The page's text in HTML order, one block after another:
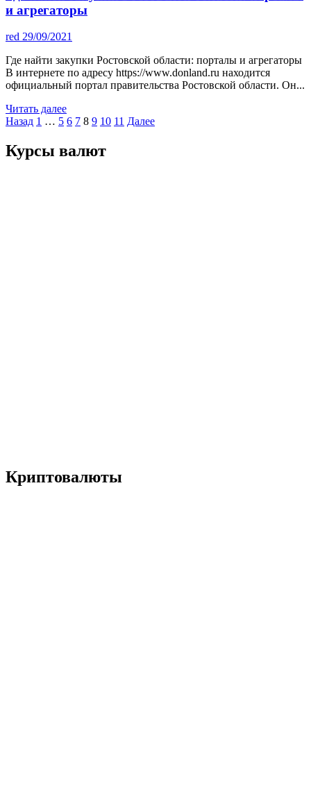
и агрегаторы
red 29/09/2021
Где найти закупки Ростовской области: порталы и агрегаторы
В интернете по адресу https://www.donland.ru находится
официальный портал правительства Ростовской области. Он...
Читать далее
Пагинация
записей
Назад 1 … 5 6 7 8 9 10 11 Далее
Курсы валют
Криптовалюты